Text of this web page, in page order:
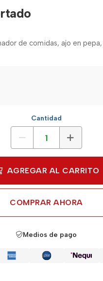
de comidas, ajo en
Cantidad
AGREGAR AL CARRITO
COMPRAR AHORA
Medios de pago